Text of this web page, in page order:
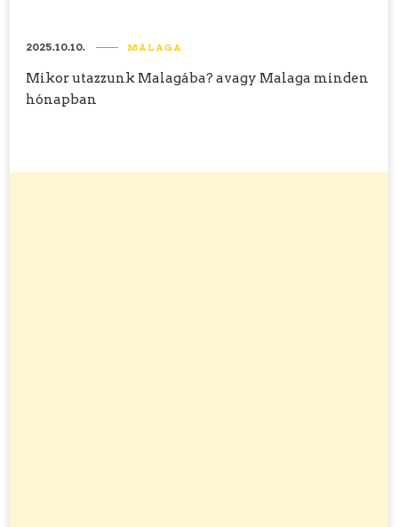
MÁLAGA
Mikor utazzunk Malagába? avagy Malaga minden
hónapban
2025.10.10.